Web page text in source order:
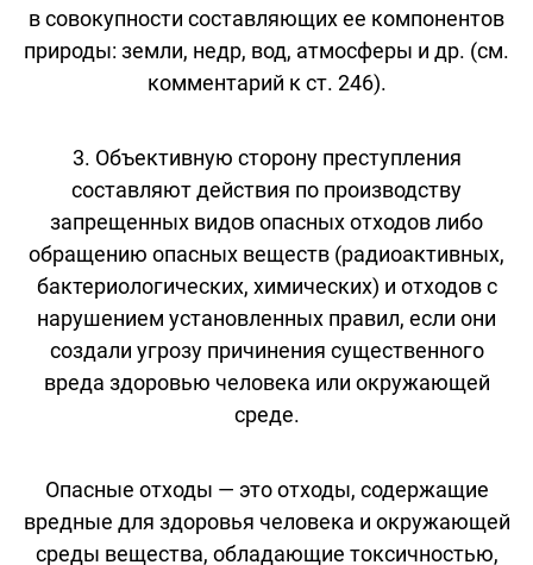
в совокупности составляющих ее компонентов
природы: земли, недр, вод, атмосферы и др. (см.
комментарий к ст. 246).
3. Объективную сторону преступления
составляют действия по производству
запрещенных видов опасных отходов либо
обращению опасных веществ (радиоактивных,
бактериологических, химических) и отходов с
нарушением установленных правил, если они
создали угрозу причинения существенного
вреда здоровью человека или окружающей
среде.
Опасные отходы — это отходы, содержащие
вредные для здоровья человека и окружающей
среды вещества, обладающие токсичностью,